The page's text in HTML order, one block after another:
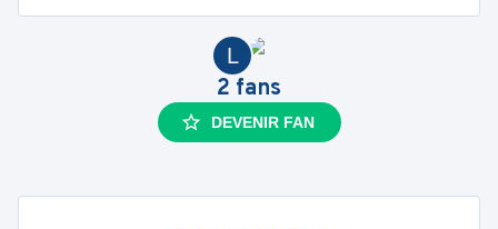
L
2 fans
DEVENIR FAN